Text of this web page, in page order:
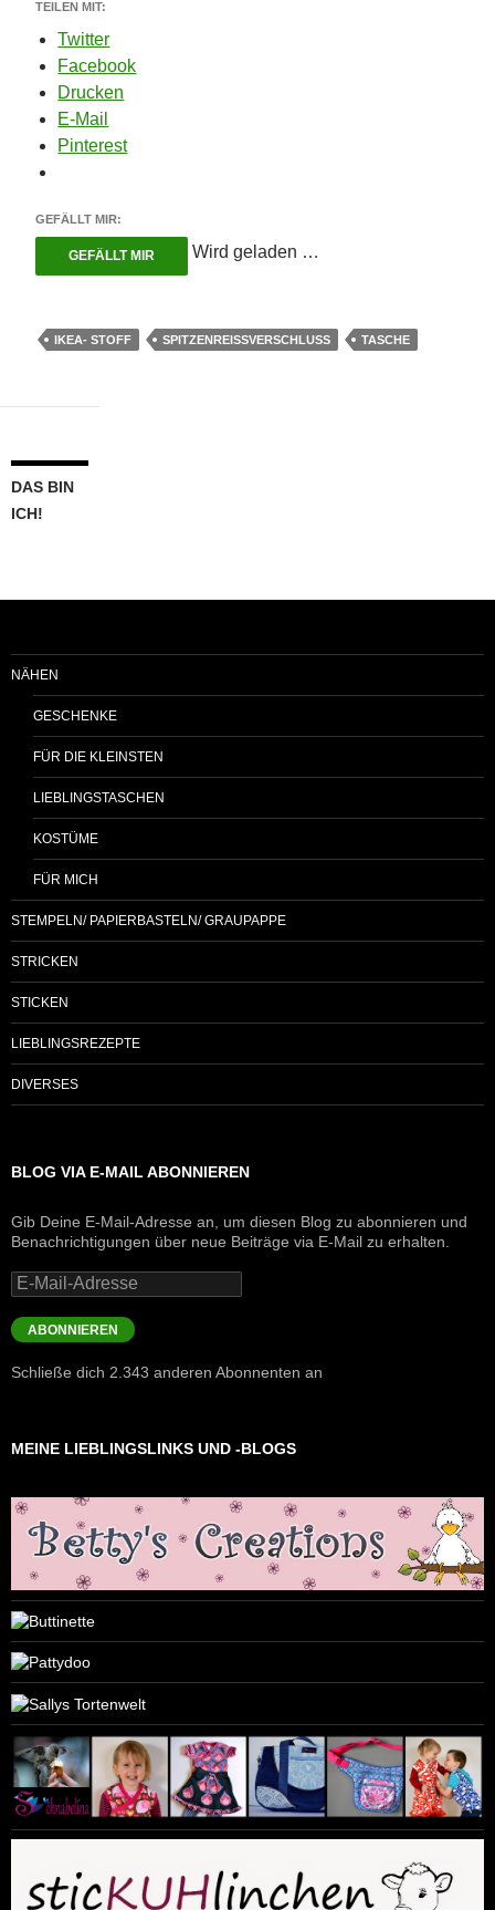
TEILEN MIT:
Twitter
Facebook
Drucken
E-Mail
Pinterest
GEFÄLLT MIR:
GEFÄLLT MIR Wird geladen …
IKEA- STOFF SPITZENREISSVERSCHLUSS TASCHE
DAS BIN
ICH!
NÄHEN
GESCHENKE
FÜR DIE KLEINSTEN
LIEBLINGSTASCHEN
KOSTÜME
FÜR MICH
STEMPELN/ PAPIERBASTELN/ GRAUPAPPE
STRICKEN
STICKEN
LIEBLINGSREZEPTE
DIVERSES
BLOG VIA E-MAIL ABONNIEREN
Gib Deine E-Mail-Adresse an, um diesen Blog zu abonnieren und
Benachrichtigungen über neue Beiträge via E-Mail zu erhalten.
E-
Mail-
Adresse
ABONNIEREN
Schließe dich 2.343 anderen Abonnenten an
MEINE LIEBLINGSLINKS UND -BLOGS